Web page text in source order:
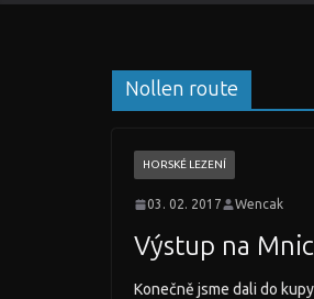
Nollen route
HORSKÉ LEZENÍ
03. 02. 2017 Wencak
Výstup na
Konečně jsme dali do